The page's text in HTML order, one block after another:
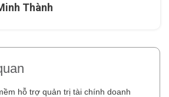
Thành
hỗ trợ quản trị tài chính doanh